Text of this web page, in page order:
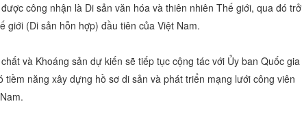
công nhận là Di sản văn hóa và thiên nhiên Thế giới, qua đó trở
giới (Di sản hỗn hợp) đầu tiên của Việt Nam.
và Khoáng sản dự kiến sẽ tiếp tục cộng tác với Ủy ban Quốc gia
tiềm năng xây dựng hồ sơ di sản và phát triển mạng lưới công viên